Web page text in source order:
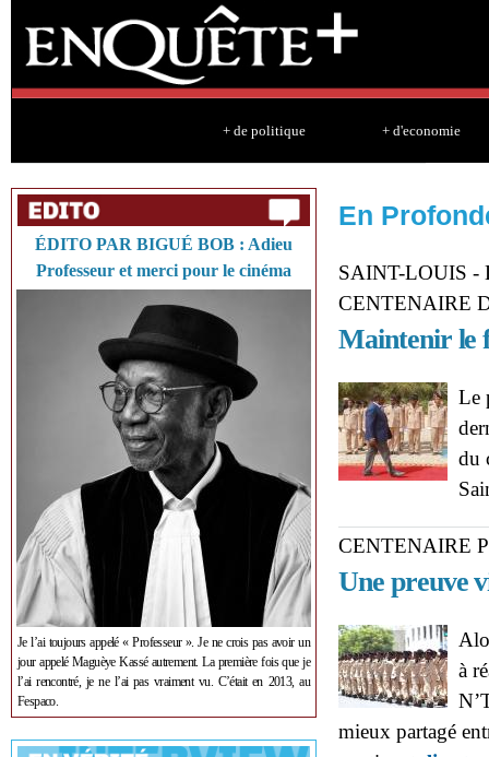
+ de politique + d'economie
ÉDITO PAR BIGUÉ BOB : Adieu
Professeur et merci pour le cinéma
Je l’ai toujours appelé « Professeur ». Je ne crois pas avoir un
jour appelé Maguèye Kassé autrement. La première fois que je
l’ai rencontré, je ne l’ai pas vraiment vu. C’était en 2013, au
Fespaco.
En
SAINT-LOUIS -
CENTENAIRE
Maintenir le
Le
du
CENTENAIRE
Une preuve
à
mieux partagé